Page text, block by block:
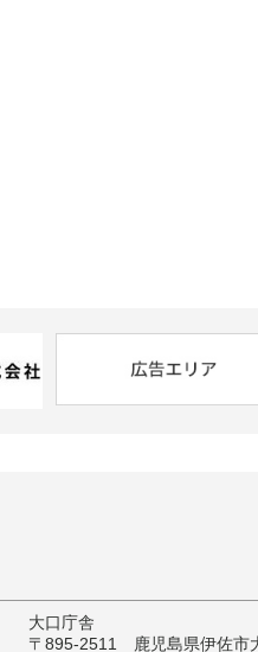
大口庁舎
〒895-2511 鹿児島県伊佐市